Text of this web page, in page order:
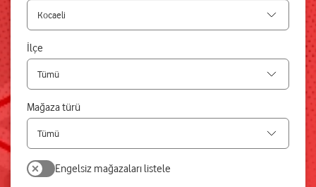
İlçe
Mağaza türü
Engelsiz mağazaları listele